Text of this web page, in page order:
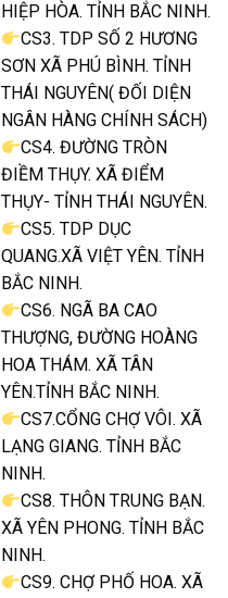
HIỆP HÒA. TỈNH BẮC NINH.
CS3. TDP SỐ 2 HƯƠNG
SƠN XÃ PHÚ BÌNH. TỈNH
THÁI NGUYÊN( ĐỐI DIỆN
NGÂN HÀNG CHÍNH SÁCH)
CS4. ĐƯỜNG TRÒN
ĐIỀM THỤY. XÃ ĐIỂM
THỤY- TỈNH THÁI NGUYÊN.
CS5. TDP DỤC
QUANG.XÃ VIỆT YÊN. TỈNH
BẮC NINH.
CS6. NGÃ BA CAO
THƯỢNG, ĐƯỜNG HOÀNG
HOA THÁM. XÃ TÂN
YÊN.TỈNH BẮC NINH.
CS7.CỔNG CHỢ VÔI. XÃ
LẠNG GIANG. TỈNH BẮC
NINH.
CS8. THÔN TRUNG BẠN.
XÃ YÊN PHONG. TỈNH BẮC
NINH.
CS9. CHỢ PHỐ HOA. XÃ